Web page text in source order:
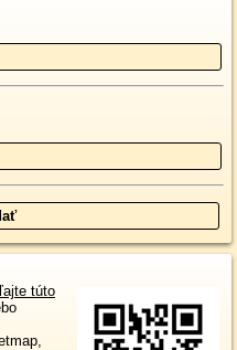
túto